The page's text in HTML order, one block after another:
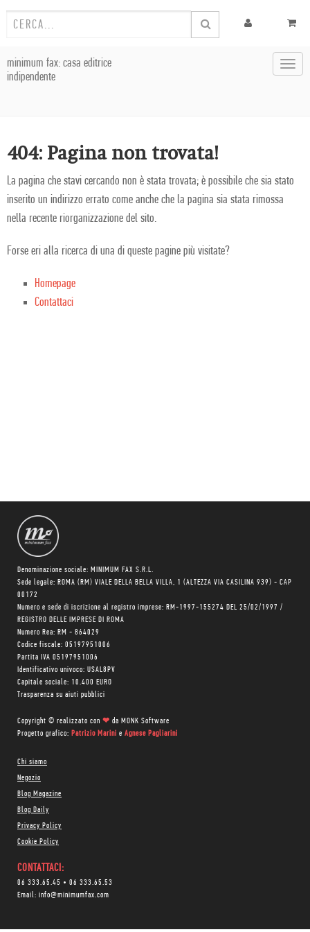
minimum fax: casa editrice
indipendente
404: Pagina non trovata!
La pagina che stavi cercando non è stata trovata; è possibile che sia stato
inserito un indirizzo errato come anche che la pagina sia stata rimossa
nella recente riorganizzazione del sito.
Forse eri alla ricerca di una di queste pagine più visitate?
Homepage
Contattaci
Denominazione sociale: MINIMUM FAX S.R.L.
Sede legale: ROMA (RM) VIALE DELLA BELLA VILLA, 1 (ALTEZZA VIA CASILINA 939) - CAP
00172
Numero e sede di iscrizione al registro imprese: RM-1997-155274 DEL 25/02/1997 /
REGISTRO DELLE IMPRESE DI ROMA
Numero Rea: RM - 864029
Codice fiscale: 05197951006
Partita IVA 05197951006
Identificativo univoco: USAL8PV
Capitale sociale: 10.400 EURO
Trasparenza su aiuti pubblici
Copyright © realizzato con ❤ da MONK Software
Progetto grafico: Patrizio Marini e Agnese Pagliarini
Chi siamo
Negozio
Blog Magazine
Blog Daily
Privacy Policy
Cookie Policy
CONTATTACI:
06 333.65.45 • 06 333.65.53
Email: info@minimumfax.com